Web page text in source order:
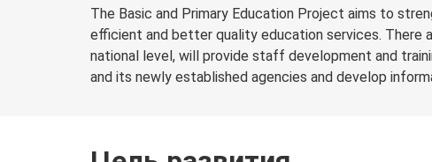
The Basic and Primary Education Project aims to
efficient and better quality education services.
national level, will provide staff development and
and its newly established agencies and develop